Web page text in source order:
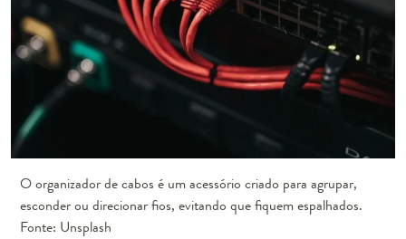
O organizador de cabos é um acessório criado para agrupar,
esconder ou direcionar fios, evitando que fiquem espalhados.
Fonte: Unsplash